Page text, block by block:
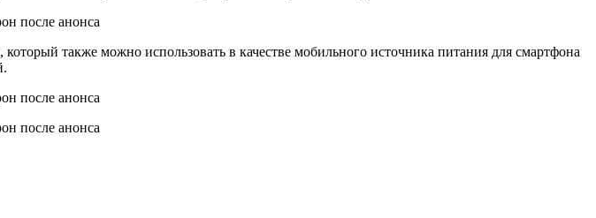
также можно использовать в качестве мобильного источника питания для смартфона